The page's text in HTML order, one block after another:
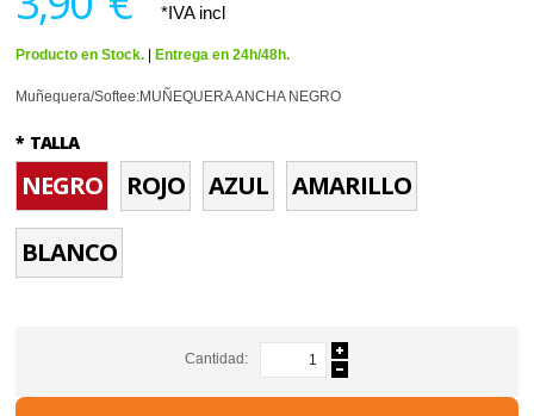
*IVA incl
Producto en Stock. Entrega en 24h/48h.
Muñequera/Softee:MUÑEQUERA ANCHA NEGRO
* TALLA
NEGRO ROJO AZUL AMARILLO
BLANCO
Cantidad: